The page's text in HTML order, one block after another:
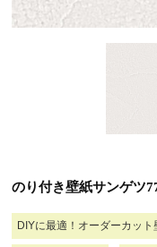
のり付き壁紙サンゲツ
DIYに最適！オーダーカット